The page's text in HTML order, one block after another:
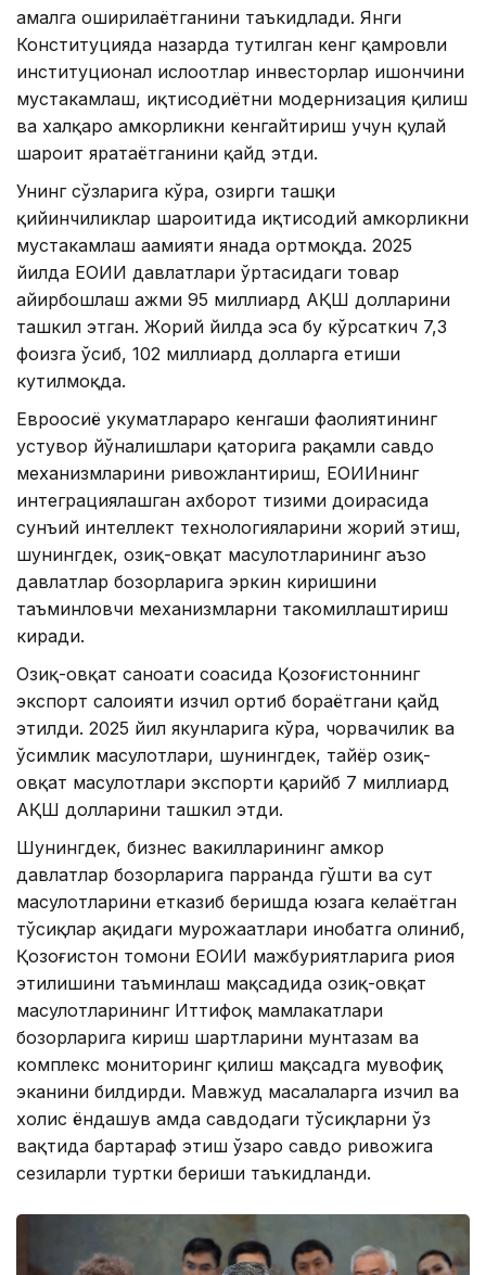
амалга оширилаётганини таъкидлади. Янги
Конституцияда назарда тутилган кенг қамровли
институционал ислоҳотлар инвесторлар ишончини
мустаҳкамлаш, иқтисодиётни модернизация қилиш
ва халқаро ҳамкорликни кенгайтириш учун қулай
шароит яратаётганини қайд этди.
Унинг сўзларига кўра, ҳозирги ташқи
қийинчиликлар шароитида иқтисодий ҳамкорликни
мустаҳкамлаш аҳамияти янада ортмоқда. 2025
йилда ЕОИИ давлатлари ўртасидаги товар
айирбошлаш ҳажми 95 миллиард АҚШ долларини
ташкил этган. Жорий йилда эса бу кўрсаткич 7,3
фоизга ўсиб, 102 миллиард долларга етиши
кутилмоқда.
Евроосиё ҳукуматлараро кенгаши фаолиятининг
устувор йўналишлари қаторига рақамли савдо
механизмларини ривожлантириш, ЕОИИнинг
интеграциялашган ахборот тизими доирасида
сунъий интеллект технологияларини жорий этиш,
шунингдек, озиқ-овқат маҳсулотларининг аъзо
давлатлар бозорларига эркин киришини
таъминловчи механизмларни такомиллаштириш
киради.
Озиқ-овқат саноати соҳасида Қозоғистоннинг
экспорт салоҳияти изчил ортиб бораётгани қайд
этилди. 2025 йил якунларига кўра, чорвачилик ва
ўсимлик маҳсулотлари, шунингдек, тайёр озиқ-
овқат маҳсулотлари экспорти қарийб 7 миллиард
АҚШ долларини ташкил этди.
Шунингдек, бизнес вакилларининг ҳамкор
давлатлар бозорларига парранда гўшти ва сут
маҳсулотларини етказиб беришда юзага келаётган
тўсиқлар ҳақидаги мурожаатлари инобатга олиниб,
Қозоғистон томони ЕОИИ мажбуриятларига риоя
этилишини таъминлаш мақсадида озиқ-овқат
маҳсулотларининг Иттифоқ мамлакатлари
бозорларига кириш шартларини мунтазам ва
комплекс мониторинг қилиш мақсадга мувофиқ
эканини билдирди. Мавжуд масалаларга изчил ва
холис ёндашув ҳамда савдодаги тўсиқларни ўз
вақтида бартараф этиш ўзаро савдо ривожига
сезиларли туртки бериши таъкидланди.